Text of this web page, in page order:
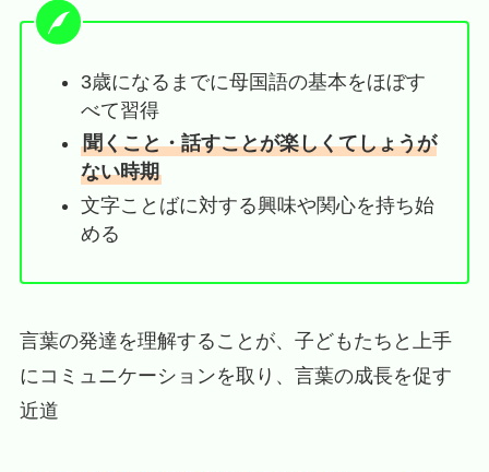
3歳になるまでに母国語の基本をほぼす
べて習得
聞くこと・話すことが楽しくてしょうが
ない時期
文字ことばに対する興味や関心を持ち始
める
言葉の発達を理解することが、子どもたちと上手
にコミュニケーションを取り、言葉の成長を促す
近道